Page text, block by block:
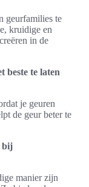
geurfamilies te
kruidige en
in de
beste te laten
je geuren
de geur beter te
bij
manier zijn